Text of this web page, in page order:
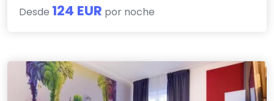
Desde 124 EUR por noche